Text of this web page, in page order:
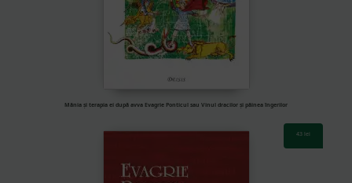
Mânia și terapia ei după avva Evagrie Ponticul sau Vinul dracilor și pâinea îngerilor
43lei